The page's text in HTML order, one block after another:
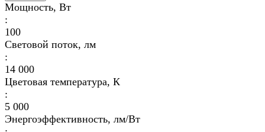
Мощность, Вт
:
100
Световой поток, лм
:
14 000
Цветовая температура, К
:
5 000
Энергоэффективность, лм/Вт